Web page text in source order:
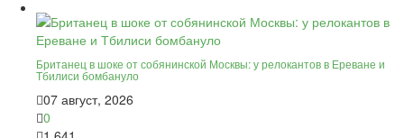
Британец в шоке от собянинской Москвы: у релокантов в Ереване и
Тбилиси бомбануло
07 август, 2026
0